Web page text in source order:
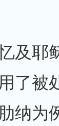
及耶
了被
纳为